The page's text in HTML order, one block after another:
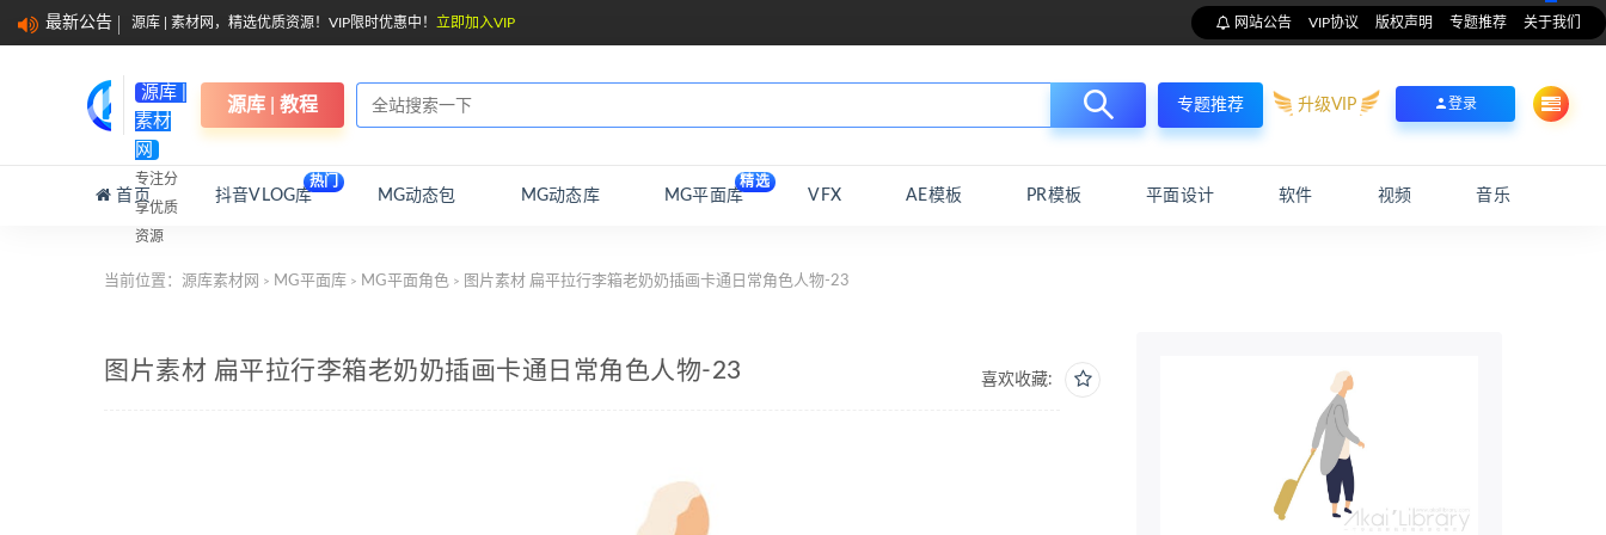
最新公告 源库 | 素材网，精选优质资源！VIP限时优惠中！ 立即加入VIP 网站公告 VIP协议 版权声明 专题推荐 关于我们
源库 |
素材
网
专注分
享优质
资源
源库 | 教程 专题推荐 升级VIP 登录
首页 抖音VLOG库
热门
MG动态包 MG动态库 MG平面库
精选
VFX AE模板 PR模板 平面设计 软件 视频 音乐
当前位置： 源库素材网 > MG平面库 > MG平面角色 > 图片素材 扁平拉行李箱老奶奶插画卡通日常角色人物-23
喜欢收藏:
图片素材 扁平拉行李箱老奶奶插画卡通日常角色人物-23